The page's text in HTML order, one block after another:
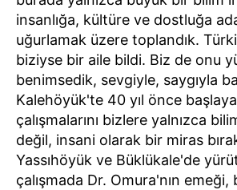
insanlığa, kültüre ve dostluğa
uğurlamak üzere toplandık.
biziyse bir aile bildi. Biz de onu
benimsedik, sevgiyle, saygıyla
Kalehöyük'te 40 yıl önce
çalışmalarını bizlere yalnızca
değil, insani olarak bir miras
Yassıhöyük ve Büklükale'de
çalışmada Dr. Omura'nın emeği,